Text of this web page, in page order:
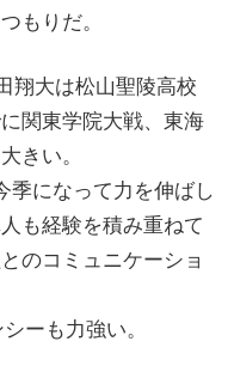
もりだ。
翔大は松山聖陵高校
関東学院大戦、東海
きい。
季になって力を伸ばし
も経験を積み重ねて
のコミュニケーショ
ーも力強い。